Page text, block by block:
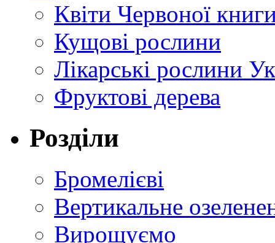
Квіти Червоної
Кущові рослини
Лікарські рослини
Фруктові дерева
Розділи
Бромелієві
Вертикальне
Вирощуємо